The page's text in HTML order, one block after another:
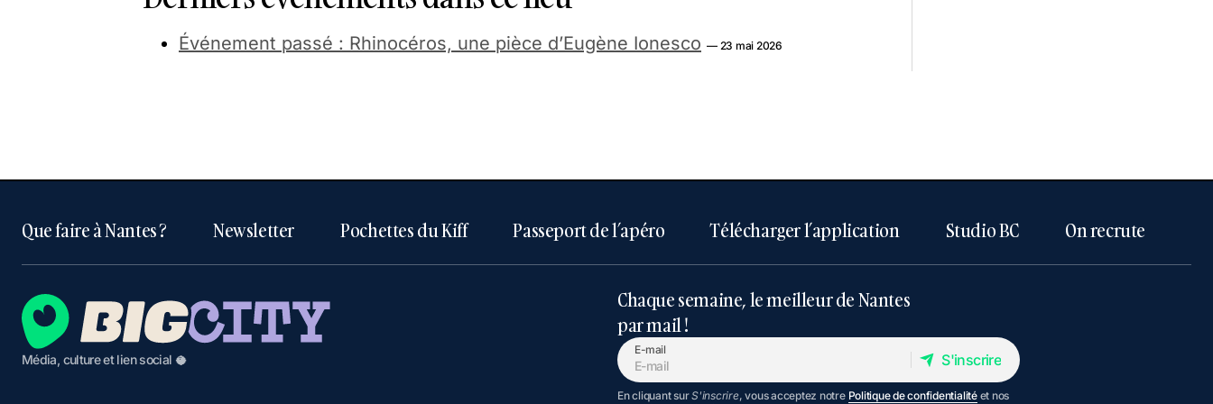
Événement passé : Rhinocéros, une pièce d’Eugène Ionesco — 23 mai 2026
Média, culture et lien social 🥥
Que faire à Nantes ? Newsletter Pochettes du Kiff Passeport de l’apéro Télécharger l’application Studio BC On recrute
Chaque semaine, le meilleur de Nantes
par mail !
E-mail
S'inscrire
S'inscrire
En cliquant surS'inscrire, vous acceptez notre Politique de confidentialitéet nos